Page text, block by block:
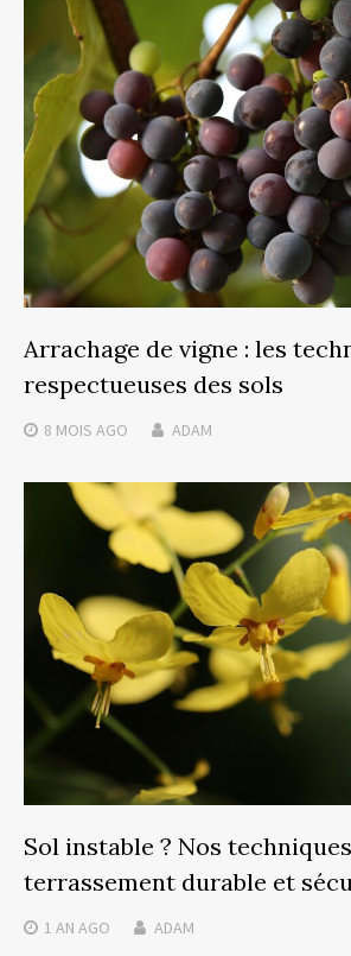
Arrachage de vigne : les
respectueuses des sols
8 MOIS AGO ADAM
Sol instable ? Nos
terrassement durable et
1 AN AGO ADAM